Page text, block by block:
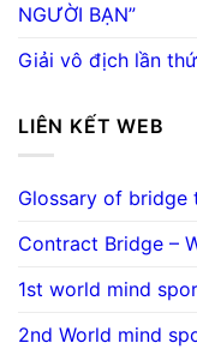
NGƯỜI BẠN”
Giải vô địch lần
LIÊN KẾT WEB
Glossary of bridge
Contract Bridge –
1st world mind
2nd World mind